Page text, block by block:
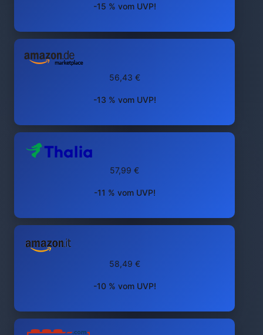
-15 % vom UVP!
56,43 €
-13 % vom UVP!
57,99 €
-11 % vom UVP!
58,49 €
-10 % vom UVP!